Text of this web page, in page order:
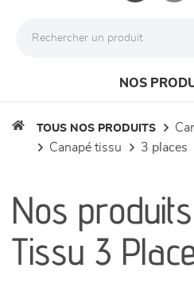
NOS
séjours
meubles de complément
TOUS NOS PRODUITS
canapé tissu
3 places
Nos
Tissu 3